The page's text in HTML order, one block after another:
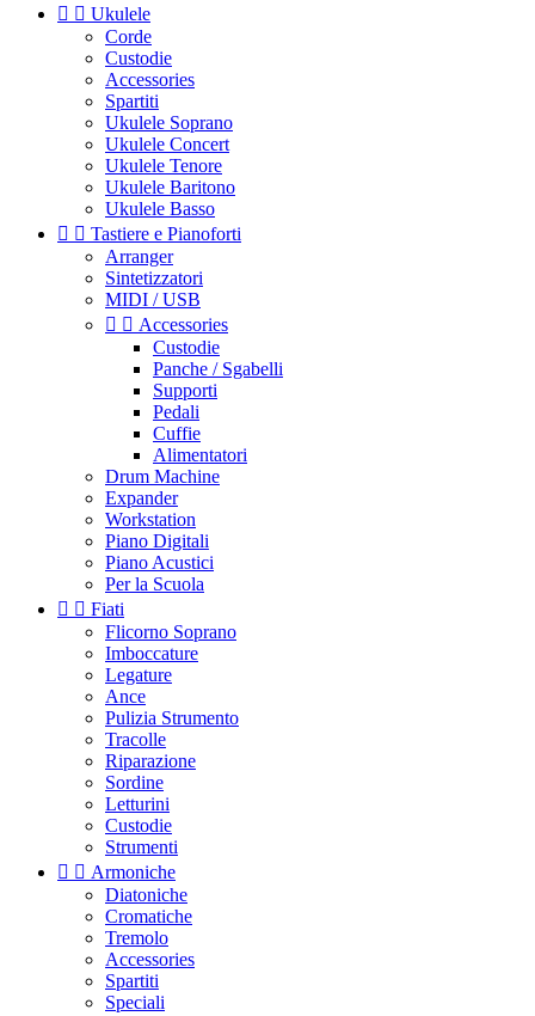
  Ukulele
Corde
Custodie
Accessories
Spartiti
Ukulele Soprano
Ukulele Concert
Ukulele Tenore
Ukulele Baritono
Ukulele Basso
  Tastiere e Pianoforti
Arranger
Sintetizzatori
MIDI / USB
  Accessories
Custodie
Panche / Sgabelli
Supporti
Pedali
Cuffie
Alimentatori
Drum Machine
Expander
Workstation
Piano Digitali
Piano Acustici
Per la Scuola
  Fiati
Flicorno Soprano
Imboccature
Legature
Ance
Pulizia Strumento
Tracolle
Riparazione
Sordine
Letturini
Custodie
Strumenti
  Armoniche
Diatoniche
Cromatiche
Tremolo
Accessories
Spartiti
Speciali